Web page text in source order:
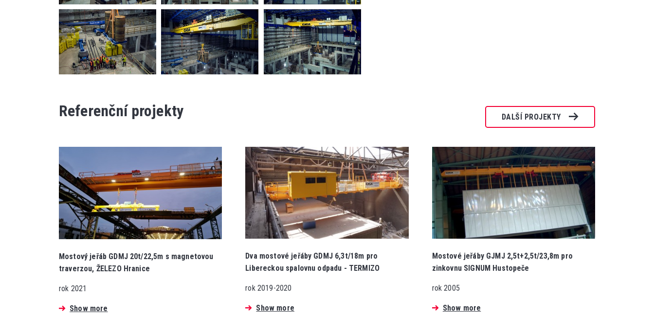
Referenční projekty DALŠÍ PROJEKTY
Mostový jeřáb GDMJ 20t/22,5m s magnetovou
traverzou, ŽELEZO Hranice
rok 2021
Show more
Dva mostové jeřáby GDMJ 6,3t/18m pro
Libereckou spalovnu odpadu - TERMIZO
rok 2019-2020
Show more
Mostové jeřáby GJMJ 2,5t+2,5t/23,8m pro
zinkovnu SIGNUM Hustopeče
rok 2005
Show more